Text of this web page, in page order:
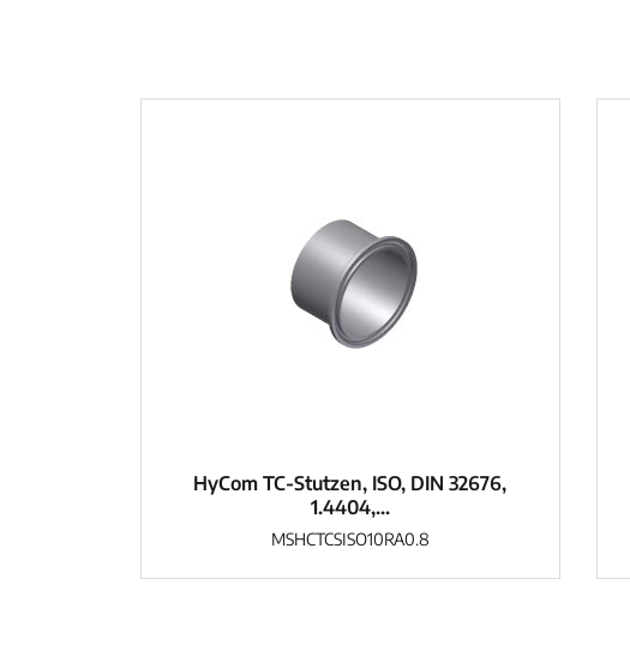
HyCom TC-Stutzen, ISO, DIN 32676,
1.4404,...
MSHCTCSISO10RA0.8